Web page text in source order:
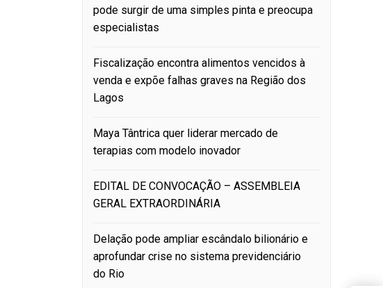
pode surgir de uma simples pinta e preocupa
especialistas
Fiscalização encontra alimentos vencidos à
venda e expõe falhas graves na Região dos
Lagos
Maya Tântrica quer liderar mercado de
terapias com modelo inovador
EDITAL DE CONVOCAÇÃO – ASSEMBLEIA
GERAL EXTRAORDINÁRIA
Delação pode ampliar escândalo bilionário e
aprofundar crise no sistema previdenciário
do Rio